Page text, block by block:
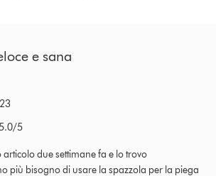
e sana
il 23-ott-23 Ratings
/5
due settimane fa e lo trovo
più bisogno di usare la spazzola per la piega